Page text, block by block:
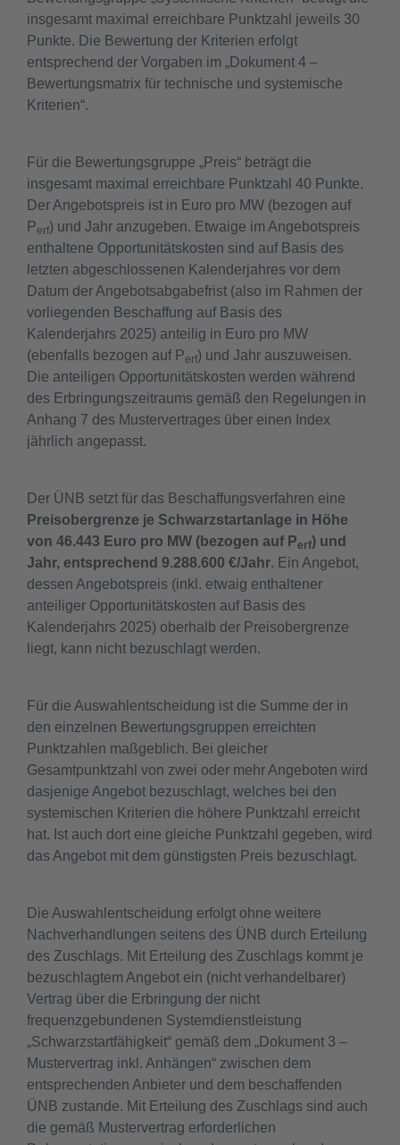
insgesamt maximal erreichbare Punktzahl jeweils 30
Punkte. Die Bewertung der Kriterien erfolgt
entsprechend der Vorgaben im „Dokument 4 –
Bewertungsmatrix für technische und systemische
Kriterien“.
Für die Bewertungsgruppe „Preis“ beträgt die
insgesamt maximal erreichbare Punktzahl 40 Punkte.
Der Angebotspreis ist in Euro pro MW (bezogen auf
Perf) und Jahr anzugeben. Etwaige im Angebotspreis
enthaltene Opportunitätskosten sind auf Basis des
letzten abgeschlossenen Kalenderjahres vor dem
Datum der Angebotsabgabefrist (also im Rahmen der
vorliegenden Beschaffung auf Basis des
Kalenderjahrs 2025) anteilig in Euro pro MW
(ebenfalls bezogen auf Perf) und Jahr auszuweisen.
Die anteiligen Opportunitätskosten werden während
des Erbringungszeitraums gemäß den Regelungen in
Anhang 7 des Mustervertrages über einen Index
jährlich angepasst.
Der ÜNB setzt für das Beschaffungsverfahren eine
Preisobergrenze je Schwarzstartanlage in Höhe
von 46.443 Euro pro MW (bezogen auf Perf) und
Jahr, entsprechend 9.288.600 €/Jahr. Ein Angebot,
dessen Angebotspreis (inkl. etwaig enthaltener
anteiliger Opportunitätskosten auf Basis des
Kalenderjahrs 2025) oberhalb der Preisobergrenze
liegt, kann nicht bezuschlagt werden.
Für die Auswahlentscheidung ist die Summe der in
den einzelnen Bewertungsgruppen erreichten
Punktzahlen maßgeblich. Bei gleicher
Gesamtpunktzahl von zwei oder mehr Angeboten wird
dasjenige Angebot bezuschlagt, welches bei den
systemischen Kriterien die höhere Punktzahl erreicht
hat. Ist auch dort eine gleiche Punktzahl gegeben, wird
das Angebot mit dem günstigsten Preis bezuschlagt.
Die Auswahlentscheidung erfolgt ohne weitere
Nachverhandlungen seitens des ÜNB durch Erteilung
des Zuschlags. Mit Erteilung des Zuschlags kommt je
bezuschlagtem Angebot ein (nicht verhandelbarer)
Vertrag über die Erbringung der nicht
frequenzgebundenen Systemdienstleistung
„Schwarzstartfähigkeit“ gemäß dem „Dokument 3 –
Mustervertrag inkl. Anhängen“ zwischen dem
entsprechenden Anbieter und dem beschaffenden
ÜNB zustande. Mit Erteilung des Zuschlags sind auch
die gemäß Mustervertrag erforderlichen